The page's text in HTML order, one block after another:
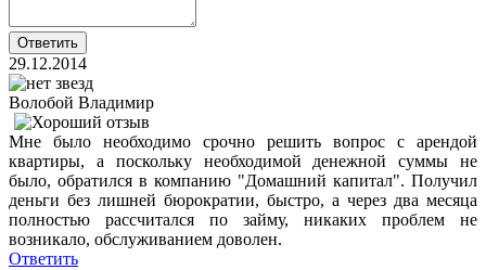
29.12.2014
Волобой Владимир
Мне было необходимо срочно решить вопрос с арендой
квартиры, а поскольку необходимой денежной суммы не
было, обратился в компанию "Домашний капитал". Получил
деньги без лишней бюрократии, быстро, а через два месяца
полностью рассчитался по займу, никаких проблем не
возникало, обслуживанием доволен.
Ответить